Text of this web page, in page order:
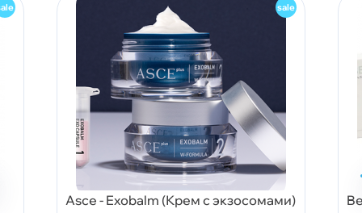
Asce - Exobalm (Крем с экзосомами)